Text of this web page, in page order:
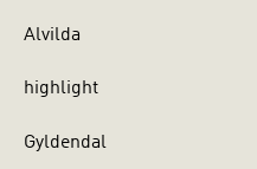
Alvilda
highlight
Gyldendal